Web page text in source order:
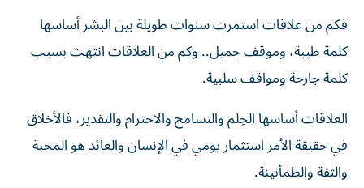
فكم من علاقات استمرت سنوات طويلة بين البشر أساسها
كلمة طيبة، وموقف جميل.. وكم من العلاقات انتهت بسبب
كلمة جارحة ومواقف سلبية.
العلاقات أساسها الحِلم والتسامح والاحترام والتقدير، فالأخلاق
في حقيقة الأمر استثمار يومي في الإنسان والعائد هو المحبة
والثقة والطمأنينة.